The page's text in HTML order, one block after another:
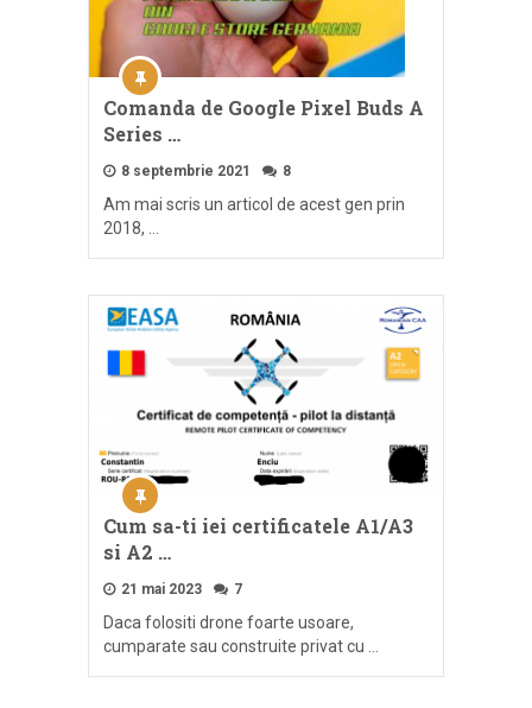
Comanda de Google Pixel Buds A
Series …
8 septembrie 2021 8
Am mai scris un articol de acest gen prin
2018, …
Cum sa-ti iei certificatele A1/A3
si A2 …
21 mai 2023 7
Daca folositi drone foarte usoare,
cumparate sau construite privat cu …